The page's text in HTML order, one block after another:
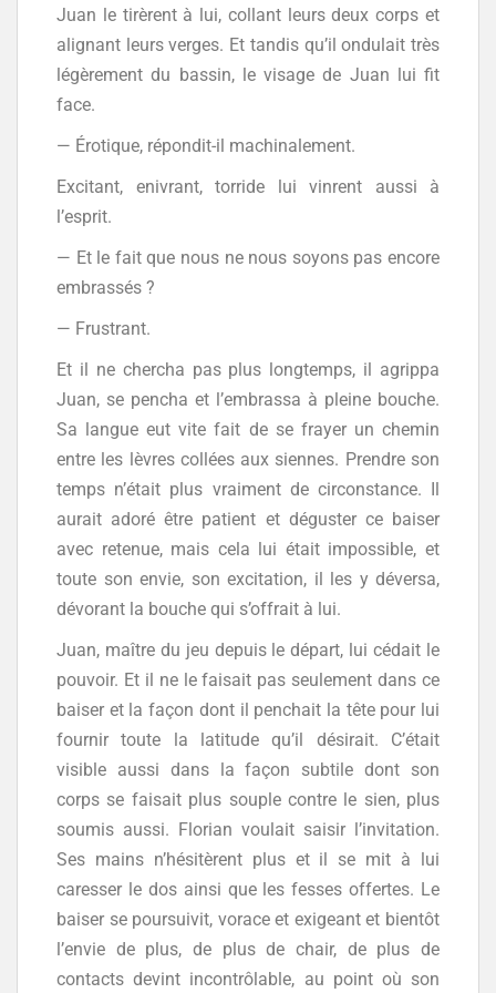
Juan le tirèrent à lui, collant leurs deux corps et
alignant leurs verges. Et tandis qu’il ondulait très
légèrement du bassin, le visage de Juan lui fit
face.
— Érotique, répondit-il machinalement.
Excitant, enivrant, torride lui vinrent aussi à
l’esprit.
— Et le fait que nous ne nous soyons pas encore
embrassés ?
— Frustrant.
Et il ne chercha pas plus longtemps, il agrippa
Juan, se pencha et l’embrassa à pleine bouche.
Sa langue eut vite fait de se frayer un chemin
entre les lèvres collées aux siennes. Prendre son
temps n’était plus vraiment de circonstance. Il
aurait adoré être patient et déguster ce baiser
avec retenue, mais cela lui était impossible, et
toute son envie, son excitation, il les y déversa,
dévorant la bouche qui s’offrait à lui.
Juan, maître du jeu depuis le départ, lui cédait le
pouvoir. Et il ne le faisait pas seulement dans ce
baiser et la façon dont il penchait la tête pour lui
fournir toute la latitude qu’il désirait. C’était
visible aussi dans la façon subtile dont son
corps se faisait plus souple contre le sien, plus
soumis aussi. Florian voulait saisir l’invitation.
Ses mains n’hésitèrent plus et il se mit à lui
caresser le dos ainsi que les fesses offertes. Le
baiser se poursuivit, vorace et exigeant et bientôt
l’envie de plus, de plus de chair, de plus de
contacts devint incontrôlable, au point où son